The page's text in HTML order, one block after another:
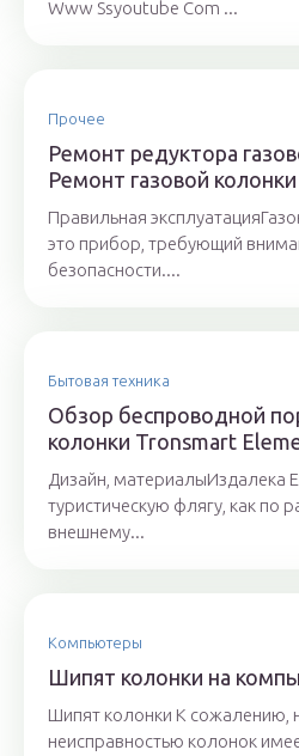
Www Ssyoutube Com ...
Прочее
Ремонт редуктора
Ремонт газовой
Правильная
это прибор, требующий
безопасности....
Бытовая техника
Обзор беспроводной
колонки Tronsmart
Дизайн, материалыИздалека
туристическую флягу, как по
внешнему...
Компьютеры
Шипят колонки на
Шипят колонки К сожалению,
неисправностью колонок